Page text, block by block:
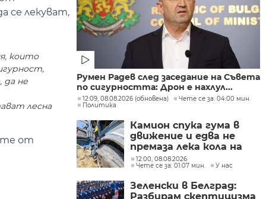
се лекуват,
които
да не
лесна
от
Румен Радев след заседание на Съвета
по сигурността: Дрон е нахлул...
12:09, 08.08.2026 (обновена)
Чете се за: 04:00 мин.
Политика
Камион спука гума в
движение и едва не
премаза лека кола на
Подбалканския път
(СНИМКИ)
12:00, 08.08.2026
Чете се за: 01:07 мин.
У нас
Зеленски в Белград:
Разбирам скептицизма